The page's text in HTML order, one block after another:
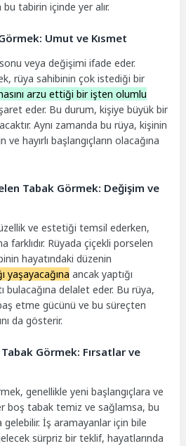
tabirin içinde yer alır.
Umut ve Kısmet
veya değişimi ifade eder.
rüya sahibinin çok istediği bir
arzu ettiği bir işten olumlu
eder. Bu durum, kişiye büyük bir
Aynı zamanda bu rüya, kişinin
hayırlı başlangıçların olacağına
Tabak Görmek: Değişim ve
ve estetiği temsil ederken,
farklıdır. Rüyada çiçekli porselen
hayatındaki düzenin
yaşayacağına ancak yaptığı
bulacağına delalet eder. Bu rüya,
etme gücünü ve bu süreçten
da gösterir.
Görmek: Fırsatlar ve
genellikle yeni başlangıçlara ve
boş tabak temiz ve sağlamsa, bu
gelebilir. İş aramayanlar için bile
sürpriz bir teklif, hayatlarında